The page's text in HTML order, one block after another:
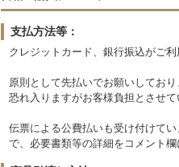
支払方法等：
クレジットカード、銀行振込がご利
原則として先払いでお願いしてお
恐れ入りますがお客様負担とさせて
伝票による公費払いも受け付けて
で、必要書類等の詳細をコメント欄